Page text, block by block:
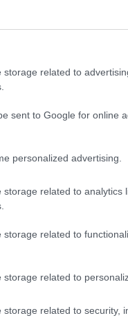
related to
sent to Google for online
personalized advertising.
related to analytics
related to
related to
related to security,